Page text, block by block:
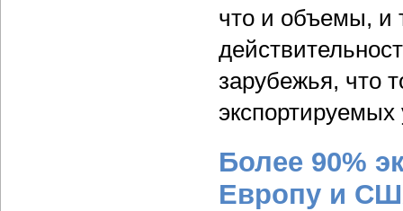
что и объемы, и
зарубежья, что
экспортируемых
Более 90%
Европу и